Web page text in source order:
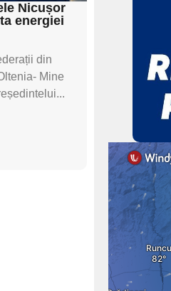
Nicușor
energiei
din
Mine